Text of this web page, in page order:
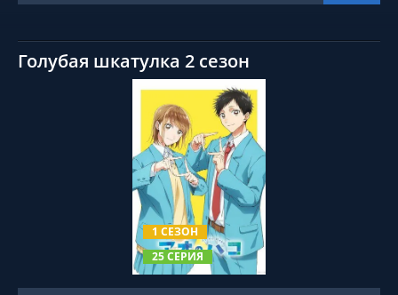
Голубая шкатулка 2 сезон
1 СЕЗОН
25 СЕРИЯ
СМОТРЕТЬ ОНЛАЙН